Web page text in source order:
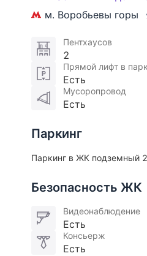
м. Воробьевы горы
Пентхаусов
2
Прямой лифт в
Есть
Мусоропровод
Есть
Паркинг
Паркинг в ЖК подземный
Безопасность ЖК
Видеонаблюдение
Есть
Консьерж
Есть